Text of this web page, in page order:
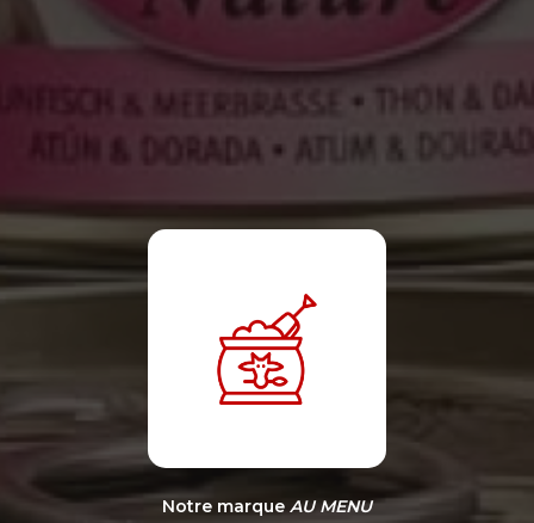
Notre marque AU MENU